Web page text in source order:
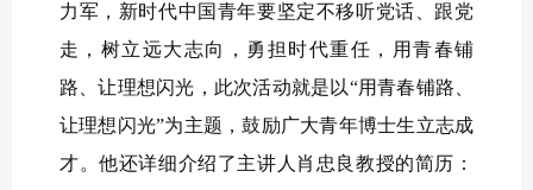
力军，新时代中国青年要坚定不移听党话、跟党
走，树立远大志向，勇担时代重任，用青春铺
路、让理想闪光，此次活动就是以“用青春铺路、
让理想闪光”为主题，鼓励广大青年博士生立志成
才。他还详细介绍了主讲人肖忠良教授的简历：